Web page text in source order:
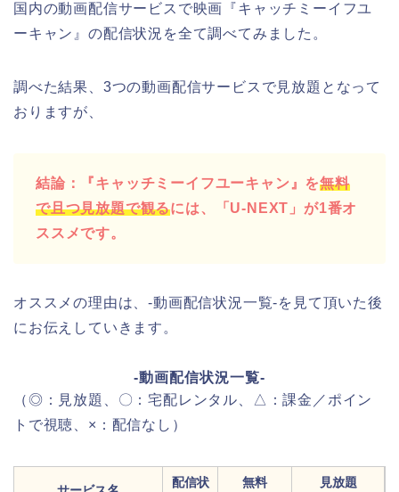
国内の動画配信サービスで映画『キャッチミーイフユ
ーキャン』の配信状況を全て調べてみました。
調べた結果、3つの動画配信サービスで見放題となって
おりますが、
結論：『キャッチミーイフユーキャン』を無料
で且つ見放題で観るには、「U-NEXT」が1番オ
ススメです。
オススメの理由は、-動画配信状況一覧-を見て頂いた後
にお伝えしていきます。
-動画配信状況一覧-
（◎：見放題、〇：宅配レンタル、△：課金／ポイン
トで視聴、×：配信なし）
配信状
無料
見放題